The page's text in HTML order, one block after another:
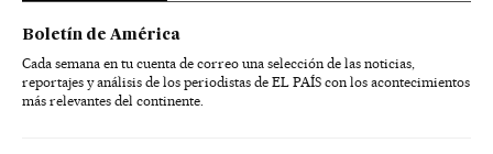
Boletín de América
Cada semana en tu cuenta de correo una selección de las noticias,
reportajes y análisis de los periodistas de EL PAÍS con los acontecimientos
más relevantes del continente.